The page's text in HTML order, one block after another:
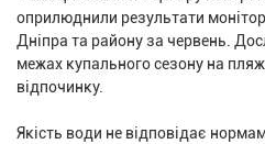
оприлюднили результати
Дніпра та району за червень.
межах купального сезону на
відпочинку.
Якість води не відповідає